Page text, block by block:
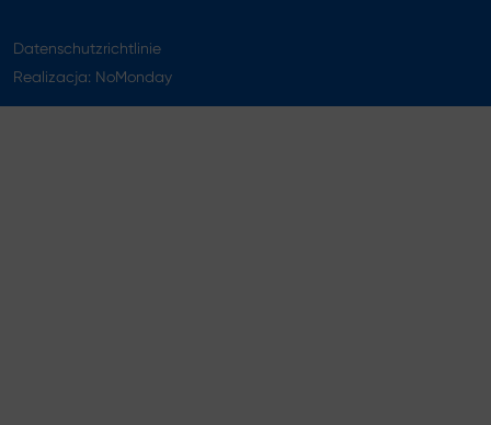
Datenschutzrichtlinie
Realizacja: NoMonday